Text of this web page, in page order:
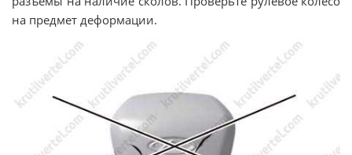
на предмет деформации.